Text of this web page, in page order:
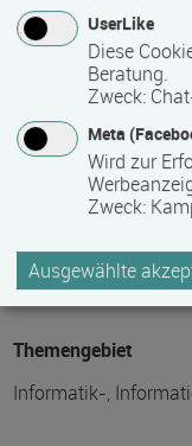
Teilnahmegebühr
Bitte kontaktieren
detaillierte
Anbieter eventuell
Themengebiet
Informatik-,
UserLike
Diese
Beratung.
Zweck:
Meta
Wird zur
Zweck:
Ausgewählte